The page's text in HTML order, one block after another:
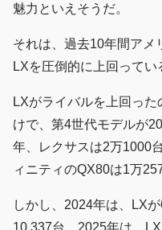
魅力といえそうだ。
それは、過去10年間アメ
LXを圧倒的に上回ってい
LXがライバルを上回っ
けで、第4世代モデルが
年、レクサスは2万1000
ィニティのQX80は1万
しかし、2024年は、LX
10,337台、2025年は、